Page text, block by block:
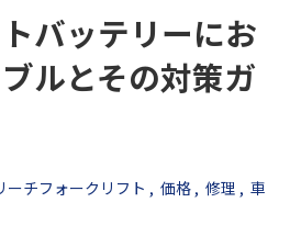
バッテリーにお
ルとその対策ガ
ーチフォークリフト 価格 修理
車